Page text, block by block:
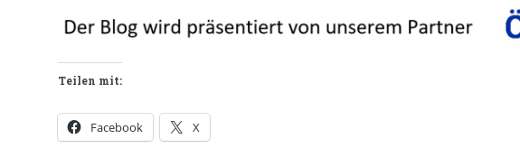
Teilen mit:
Facebook X